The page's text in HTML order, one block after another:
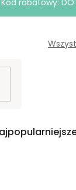
rabatowy: